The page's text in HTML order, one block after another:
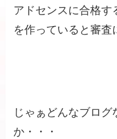
アドセンスに合格す
を作っていると審査
じゃぁどんなブロ
か・・・